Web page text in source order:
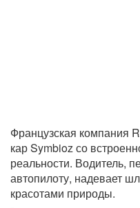
Французская компания
кар Symbioz со
реальности. Водитель,
автопилоту, надевает
красотами природы.